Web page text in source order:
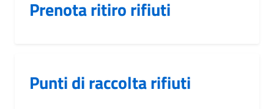
Prenota ritiro rifiuti
Punti di raccolta rifiuti